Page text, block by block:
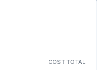
COST TOTAL